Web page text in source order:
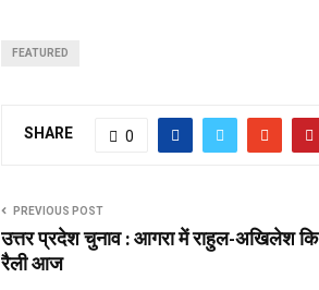
FEATURED
SHARE 0
PREVIOUS POST
उत्तर प्रदेश चुनाव : आगरा में राहुल-अखिलेश कि
रैली आज